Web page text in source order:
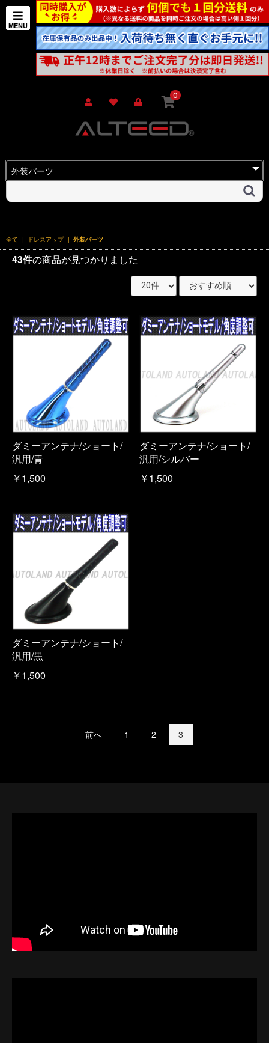
0
全て | ドレスアップ | 外装パーツ
43件の商品が見つかりました
ダミーアンテナ/ショート/
汎用/青
￥1,500
ダミーアンテナ/ショート/
汎用/シルバー
￥1,500
ダミーアンテナ/ショート/
汎用/黒
￥1,500
前へ 1 2 3